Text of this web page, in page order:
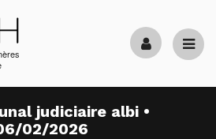
judiciaire albi •
02/2026